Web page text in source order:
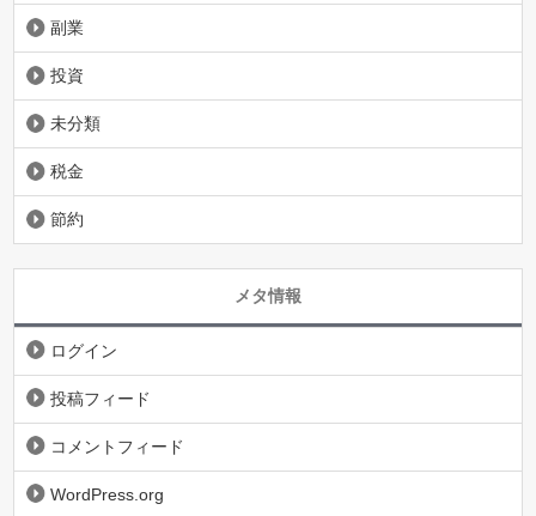
副業
投資
未分類
税金
節約
メタ情報
ログイン
投稿フィード
コメントフィード
WordPress.org